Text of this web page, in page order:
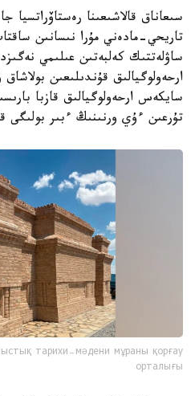
سىعاناق قالاشىعىنا
تاريحي-مادەني مۇرا نىسانىن
ساۋلەتتىك كەلبەتىن عىلىمي
ارحەولوگيالىق قۇندىلىعىن
تۇرعىن ءۇي ورنىنىڭ ءبىر بولىگى
тарихи-мәдени мұраны қорғау
орталығы